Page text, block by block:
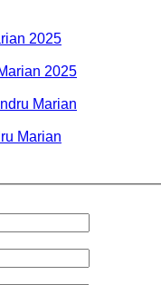
2025
2025
Marian
Marian